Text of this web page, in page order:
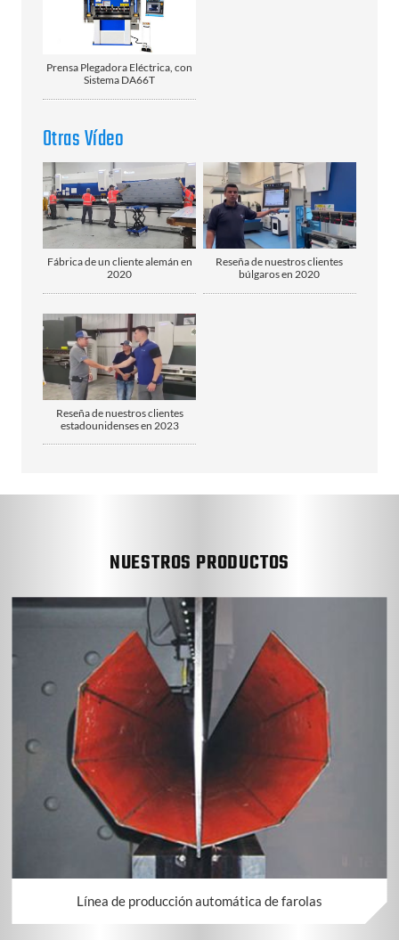
Prensa Plegadora Eléctrica, con
Sistema DA66T
Otras Vídeo
Fábrica de un cliente alemán en
2020
Reseña de nuestros clientes
búlgaros en 2020
Reseña de nuestros clientes
estadounidenses en 2023
NUESTROS PRODUCTOS
Línea de producción automática de farolas